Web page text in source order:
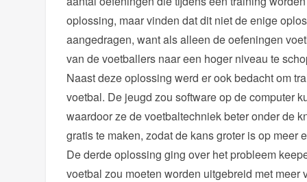
oplossing, maar vinden dat dit niet de enige
aangedragen, want als alleen de oefeningen
van de voetballers naar een hoger niveau te
Naast deze oplossing werd er ook bedacht om
voetbal. De jeugd zou software op de computer
waardoor ze de voetbaltechniek beter onder de
gratis te maken, zodat de kans groter is op meer
De derde oplossing ging over het probleem
voetbal zou moeten worden uitgebreid met